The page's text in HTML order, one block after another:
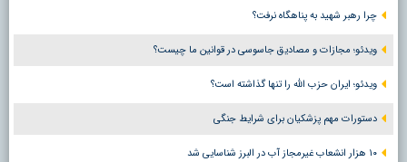
چرا رهبر شهید به پناهگاه نرفت؟
ویدئو؛ مجازات و مصادیق جاسوسی در قوانین ما چیست؟
ویدئو؛ ایران حزب الله را تنها گذاشته است؟
دستورات مهم پزشکیان برای شرایط جنگی
۱۰ هزار انشعاب غیرمجاز آب در البرز شناسایی شد